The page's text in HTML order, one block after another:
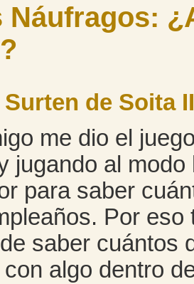
Náufragos:
Surten de Soita
me dio el
jugando al
para saber
Por
saber cuántos
con algo dentro